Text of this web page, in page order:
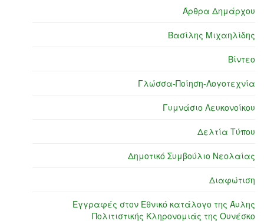
Άρθρα Δημάρχου
Βασίλης Μιχαηλίδης
Βίντεο
Γλώσσα-Ποίηση-Λογοτεχνία
Γυμνάσιο Λευκονοίκου
Δελτία Τύπου
Δημοτικό Συμβούλιο Νεολαίας
Διαφώτιση
Εγγραφές στον Εθνικό κατάλογο της Άυλης
Πολιτιστικής Κληρονομιάς της Ουνέσκο